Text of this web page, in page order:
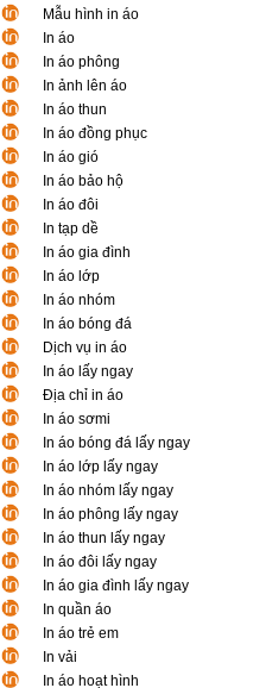
Mẫu hình in áo
In áo
In áo phông
In ảnh lên áo
In áo thun
In áo đồng phục
In áo gió
In áo bảo hộ
In áo đôi
In tạp dề
In áo gia đình
In áo lớp
In áo nhóm
In áo bóng đá
Dịch vụ in áo
In áo lấy ngay
Địa chỉ in áo
In áo sơmi
In áo bóng đá lấy ngay
In áo lớp lấy ngay
In áo nhóm lấy ngay
In áo phông lấy ngay
In áo thun lấy ngay
In áo đôi lấy ngay
In áo gia đình lấy ngay
In quần áo
In áo trẻ em
In vải
In áo hoạt hình